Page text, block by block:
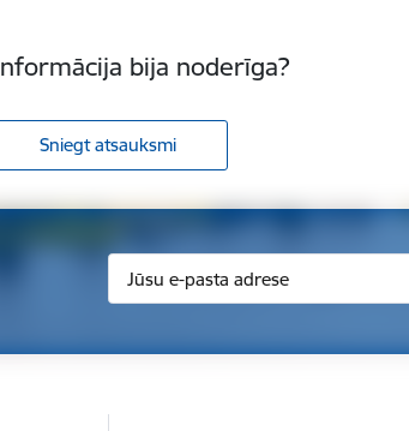
bija noderīga?
Sniegt atsauksmi